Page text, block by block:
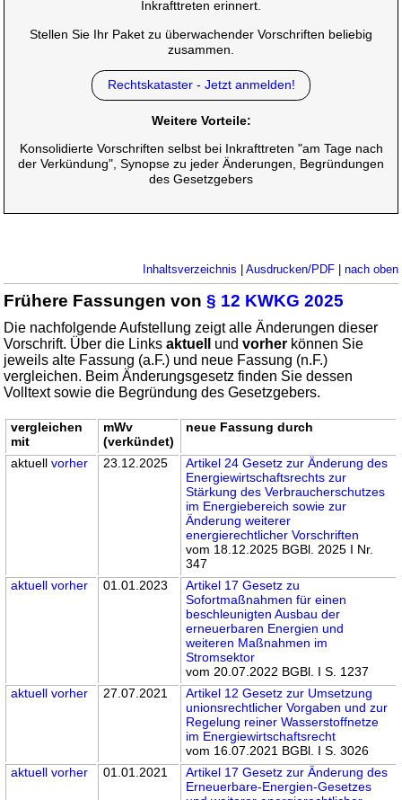
Inkrafttreten erinnert.
Stellen Sie Ihr Paket zu überwachender Vorschriften beliebig
zusammen.
Rechtskataster - Jetzt anmelden!
Weitere Vorteile:
Konsolidierte Vorschriften selbst bei Inkrafttreten "am Tage nach
der Verkündung", Synopse zu jeder Änderungen, Begründungen
des Gesetzgebers
Inhaltsverzeichnis Ausdrucken/PDF| nach oben
Frühere Fassungen von§ 12 KWKG 2025
Die nachfolgende Aufstellung zeigt alle Änderungen dieser
Vorschrift. Über die Linksaktuell undvorher können Sie
jeweils alte Fassung (a.F.) und neue Fassung (n.F.)
vergleichen. Beim Änderungsgesetz finden Sie dessen
Volltext sowie die Begründung des Gesetzgebers.
vergleichen
mit
mWv
(verkündet)
neue Fassung durch
aktuellvorher 23.12.2025
Artikel 24 Gesetz zur Änderung des
Energiewirtschaftsrechts zur
Stärkung des Verbraucherschutzes
im Energiebereich sowie zur
Änderung weiterer
energierechtlicher Vorschriften
vom 18.12.2025 BGBl. 2025 I Nr.
347
aktuell vorher 01.01.2023
Artikel 17 Gesetz zu
Sofortmaßnahmen für einen
beschleunigten Ausbau der
erneuerbaren Energien und
weiteren Maßnahmen im
Stromsektor
vom 20.07.2022 BGBl. I S. 1237
aktuell vorher 27.07.2021
Artikel 12 Gesetz zur Umsetzung
unionsrechtlicher Vorgaben und zur
Regelung reiner Wasserstoffnetze
im Energiewirtschaftsrecht
vom 16.07.2021 BGBl. I S. 3026
aktuell vorher 01.01.2021
Artikel 17 Gesetz zur Änderung des
Erneuerbare-Energien-Gesetzes